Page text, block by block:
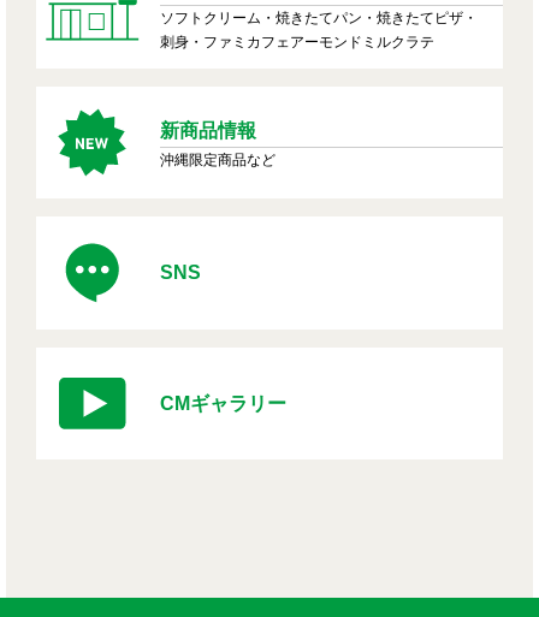
ソフトクリーム・焼きたてパン・焼きたてピザ・
刺身・ファミカフェアーモンドミルクラテ
新商品情報
沖縄限定商品など
SNS
CMギャラリー